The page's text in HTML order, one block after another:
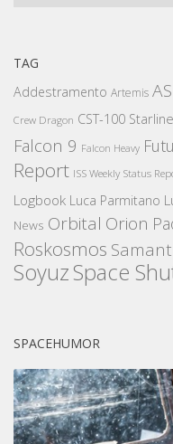
TAG
Addestramento Artemis
Crew Dragon CST-100
Falcon 9 Falcon Heavy
Report ISS Weekly Status
Logbook Luca Parmitano
News Orbital Orion
Roskosmos
SoyuzSpace
SPACEHUMOR